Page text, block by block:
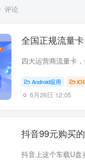
评论
全国正规流量
四大运营商流量卡
Android应用
6月26日 12:05
抖音99元购买